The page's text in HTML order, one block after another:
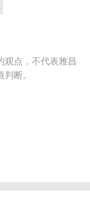
观点，不代表雅昌
断。